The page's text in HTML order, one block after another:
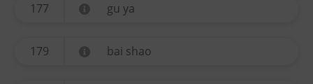
177 gu ya
179 bai shao